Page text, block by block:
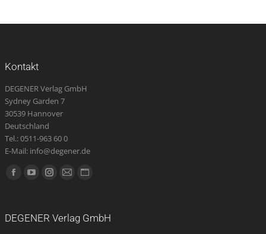
Kontakt
DEGENER Verlag GmbH
Sydney Garden 7
30539 Hannover
Deutschland
Tel.: 0511-963 60 0
E-Mail: info@degener.de
Finden Sie uns auf:
FacebookYouTubeInstagram
E-
opens
Website
DEGENER Verlag GmbH